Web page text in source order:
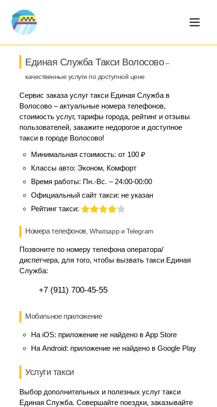
Единая Служба Такси Волосово–
качественные услуги по доступной цене
Сервис заказа услуг такси Единая Служба в
Волосово – актуальные номера телефонов,
стоимость услуг, тарифы города, рейтинг и отзывы
пользователей, закажите недорогое и доступное
такси в городе Волосово!
Минимальная стоимость: от 100 ₽
Классы авто: Эконом, Комфорт
Время работы: Пн.-Вс. – 24:00-00:00
Официальный сайт такси: не указан
Рейтинг такси:
Номера телефонов, Whatsapp и Telegram
Позвоните по номеру телефона оператора/
диспетчера, для того, чтобы вызвать такси Единая
Служба:
+7 (911) 700-45-55
Мобильное приложение
На iOS: приложение не найдено в App Store
На Android: приложение не найдено в Google Play
Услуги такси
Выбор дополнительных и полезных услуг такси
Единая Служба. Совершайте поездки, заказывайте